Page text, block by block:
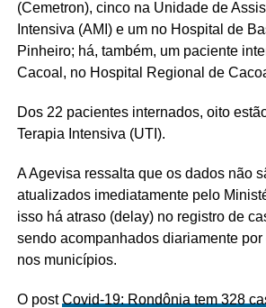
(Cemetron), cinco na Unidade de
Intensiva (AMI) e um no Hospital de
Pinheiro; há, também, um paciente
Cacoal, no Hospital Regional de
Dos 22 pacientes internados, oito
Terapia Intensiva (UTI).
A Agevisa ressalta que os dados não
atualizados imediatamente pelo
isso há atraso (delay) no registro de
sendo acompanhados diariamente
nos municípios.
O postCovid-19: Rondônia tem 328